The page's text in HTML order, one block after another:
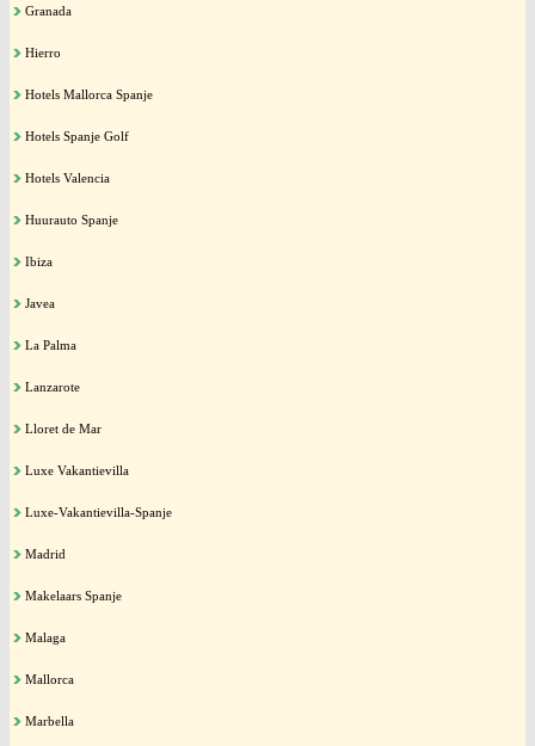
Granada
Hierro
Hotels Mallorca Spanje
Hotels Spanje Golf
Hotels Valencia
Huurauto Spanje
Ibiza
Javea
La Palma
Lanzarote
Lloret de Mar
Luxe Vakantievilla
Luxe-Vakantievilla-Spanje
Madrid
Makelaars Spanje
Malaga
Mallorca
Marbella